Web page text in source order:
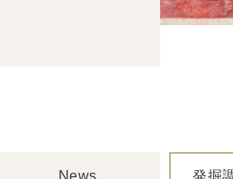
News 発掘